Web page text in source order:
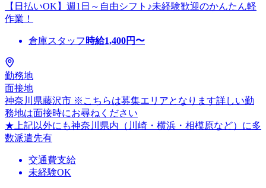
【日払いOK】週1日～自由シフト♪未経験歓迎のかんたん軽
作業！
倉庫スタッフ 時給1,400円〜
勤務地
面接地
神奈川県藤沢市 ※こちらは募集エリアとなります詳しい勤
務地は面接時にお尋ねください
★上記以外にも神奈川県内（川崎・横浜・相模原など）に多
数派遣先有
交通費支給
未経験OK